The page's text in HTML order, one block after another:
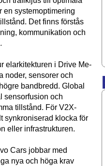
en systemoptimering
Det finns förstås
kommunikation och
elarkitekturen i Drive Me-
noder, sensorer och
bandbredd. Global
sensorfusion och
tillstånd. För V2X-
synkroniserad klocka för
eller infrastrukturen.
Cars jobbar med
nya och höga krav